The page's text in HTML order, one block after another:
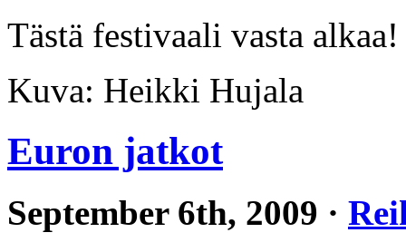
Tästä festivaali vasta alkaa!
Kuva: Heikki Hujala
Euron jatkot
September 6th, 2009 ·